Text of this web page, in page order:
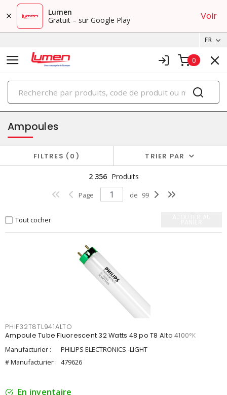
Lumen
Gratuit – sur Google Play
Voir
FR
0
PRODUITS
éclairage
Ampoules
FILTRES 0 TRIER PAR
2 356 Produits
Page de 99
Tout cocher
PHIF32T8TL941ALTO
Ampoule Tube Fluorescent 32 Watts 48 po T8 Alto 4100°K
Manufacturier :
PHILIPS ELECTRONICS -LIGHT
# Manufacturier : 479626
En inventaire